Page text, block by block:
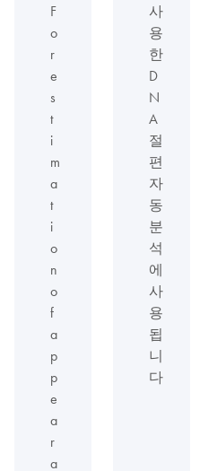
F
o
r
e
s
t
i
m
a
t
i
o
n
o
f
a
p
p
e
a
r
a
사
용
한
D
N
A
절
편
자
동
분
석
에
사
용
됩
니
다